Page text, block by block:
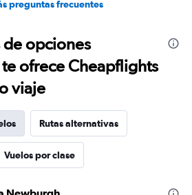
preguntas frecuentes
opciones
ofrece Cheapflights
viaje
Rutas alternativas
Vuelos por clase